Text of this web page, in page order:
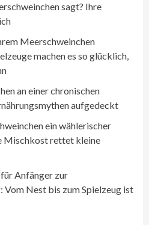
sagt? Ihre
Meerschweinchen
machen es so glücklich,
an einer chronischen
aufgedeckt
ein wählerischer
Mischkost rettet kleine
Anfänger zur
Vom Nest bis zum Spielzeug ist